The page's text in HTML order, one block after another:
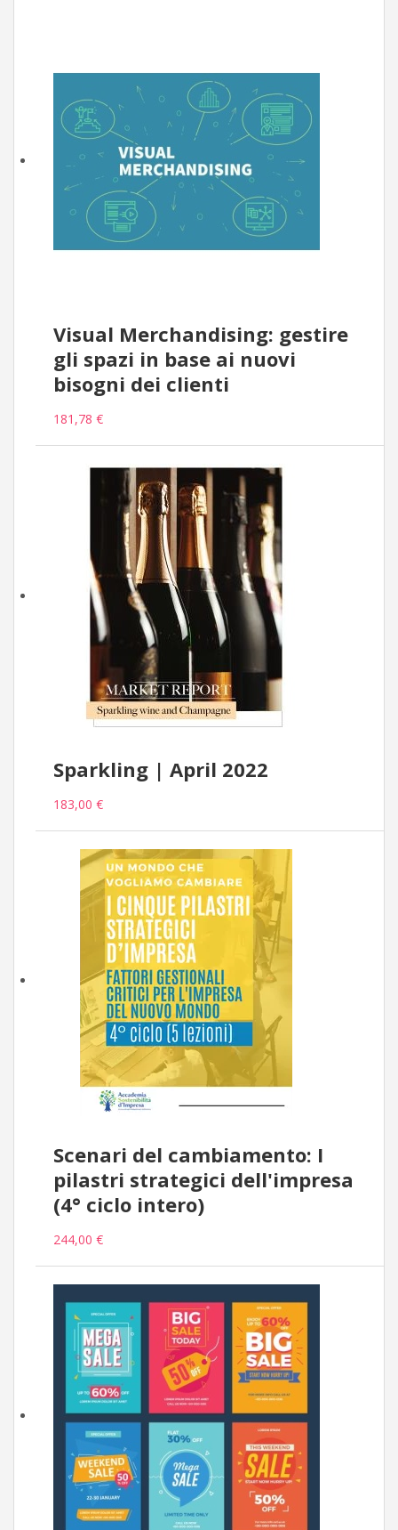
Visual Merchandising: gestire
gli spazi in base ai nuovi
bisogni dei clienti
181,78 €
Sparkling | April 2022
183,00 €
Scenari del cambiamento: I
pilastri strategici dell'impresa
(4° ciclo intero)
244,00 €